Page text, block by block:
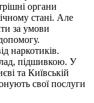
органи
стані. Але
за умови
наркотиків.
підшивкою. У
та Київській
свої послуги